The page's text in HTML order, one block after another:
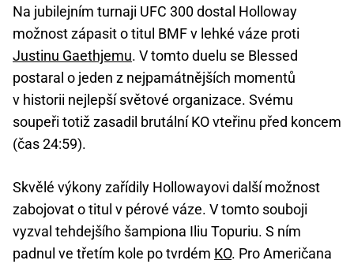
Na jubilejním turnaji UFC 300 dostal Holloway
možnost zápasit o titul BMF v lehké váze proti
Justinu Gaethjemu. V tomto duelu se Blessed
postaral o jeden z nejpamátnějších momentů
v historii nejlepší světové organizace. Svému
soupeři totiž zasadil brutální KO vteřinu před koncem
(čas 24:59).
Skvělé výkony zařídily Hollowayovi další možnost
zabojovat o titul v pérové váze. V tomto souboji
vyzval tehdejšího šampiona Iliu Topuriu. S ním
padnul ve třetím kole po tvrdém KO. Pro Američana